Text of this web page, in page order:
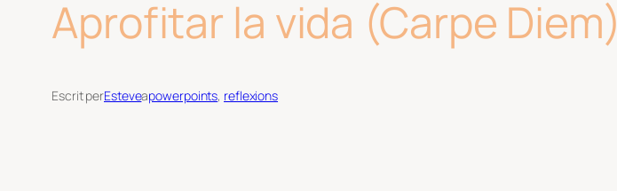
Aprofitar la vida (Carpe Diem)
Escrit perEsteveapowerpoints, reflexions